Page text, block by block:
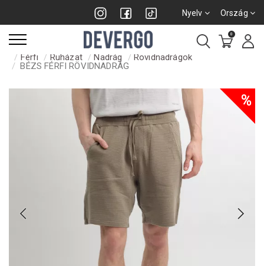
Nyelv Ország
0
Férfi Ruházat Nadrág
Rövidnadrágok
BÉZS FÉRFI RÖVIDNADRÁG
%